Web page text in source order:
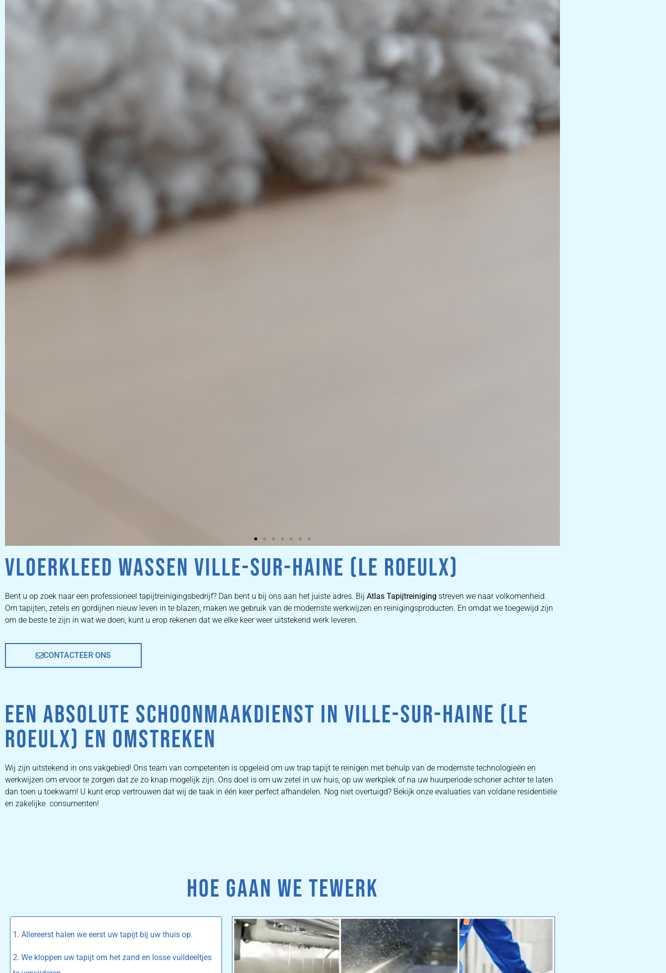
ZETEL
REINIGEN
ZETEL REINIGEN DOOR
PRIJZEN
VLOERKLEED WASSEN VILLE-SUR-HAINE (LE ROEULX)
Bent u op zoek naar een professioneel tapijtreinigingsbedrijf? Dan bent u bij ons aan het juiste adres. Bij Atlas Tapijtreiniging streven we naar volkomenheid.
Om tapijten, zetels en gordijnen nieuw leven in te blazen, maken we gebruik van de modernste werkwijzen en reinigingsproducten. En omdat we toegewijd zijn
om de beste te zijn in wat we doen, kunt u erop rekenen dat we elke keer weer uitstekend werk leveren.
CONTACTEER ONS
EEN ABSOLUTE SCHOONMAAKDIENST IN VILLE-SUR-HAINE (LE
ROEULX) EN OMSTREKEN
Wij zijn uitstekend in ons vakgebied! Ons team van competenten is opgeleid om uw trap tapijt te reinigen met behulp van de modernste technologieën en
werkwijzen om ervoor te zorgen dat ze zo knap mogelijk zijn. Ons doel is om uw zetel in uw huis, op uw werkplek of na uw huurperiode schoner achter te laten
dan toen u toekwam! U kunt erop vertrouwen dat wij de taak in één keer perfect afhandelen. Nog niet overtuigd? Bekijk onze evaluaties van voldane residentiële
en zakelijke consumenten!
HOE GAAN WE TEWERK
1. Allereerst halen we eerst uw tapijt bij uw thuis op.
2. We kloppen uw tapijt om het zand en losse vuildeeltjes